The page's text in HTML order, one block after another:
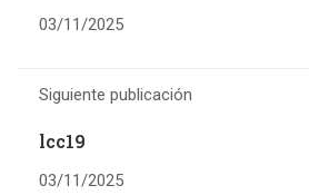
03/11/2025
Siguiente publicación
lcc19
03/11/2025